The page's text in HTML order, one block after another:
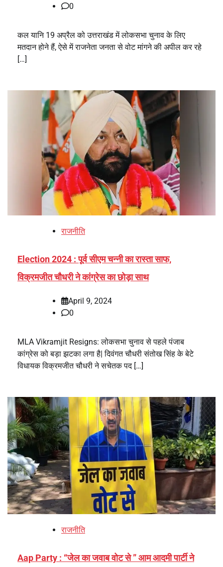
0
कल यानि 19 अप्रैल को उत्तराखंड में लोकसभा चुनाव के लिए
मतदान होने हैं, ऐसे में राजनेता जनता से वोट मांगने की अपील कर रहे
[…]
राजनीति
Election 2024 : पूर्व सीएम चन्नी का रास्ता साफ,
विक्रमजीत चौधरी ने कांग्रेस का छोड़ा साथ
April 9, 2024
0
MLA Vikramjit Resigns: लोकसभा चुनाव से पहले पंजाब
कांग्रेस को बड़ा झटका लगा है| दिवंगत चौधरी संतोख सिंह के बेटे
विधायक विक्रमजीत चौधरी ने सचेतक पद […]
राजनीति
Aap Party : “जेल का जवाब वोट से ” आम आदमी पार्टी ने